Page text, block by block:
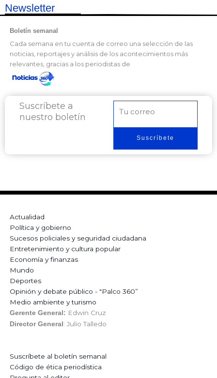
Newsletter
Boletín semanal
Cada semana en tu cuenta de correo una selección de las
noticias, reportajes y análisis de los acontecimientos más
relevantes, gracias a los periodistas de
Suscríbete a
nuestro boletín
electrónico
Suscríbete
Actualidad
Política y gobierno
Sucesos policiales y seguridad ciudadana
Entretenimiento y cultura popular
Economía y finanzas
Mundo
Deportes
Opinión y debate público - "Palco 360”
Medio ambiente y turismo
Gerente General: Edwin Cruz
Director General : Julio Talledo
Suscríbete al boletín semanal
Código de ética periodística